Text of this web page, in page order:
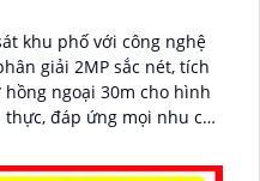
khu phố với công nghệ
giải 2MP sắc nét, tích
đáp ứng mọi nhu cầu